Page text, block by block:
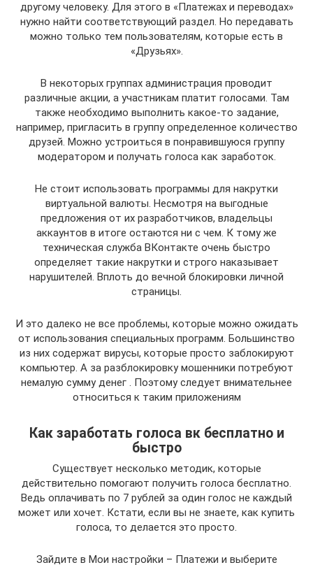
другому человеку. Для этого в «Платежах и переводах»
нужно найти соответствующий раздел. Но передавать
можно только тем пользователям, которые есть в
«Друзьях».
В некоторых группах администрация проводит
различные акции, а участникам платит голосами. Там
также необходимо выполнить какое-то задание,
например, пригласить в группу определенное количество
друзей. Можно устроиться в понравившуюся группу
модератором и получать голоса как заработок.
Не стоит использовать программы для накрутки
виртуальной валюты. Несмотря на выгодные
предложения от их разработчиков, владельцы
аккаунтов в итоге остаются ни с чем. К тому же
техническая служба ВКонтакте очень быстро
определяет такие накрутки и строго наказывает
нарушителей. Вплоть до вечной блокировки личной
страницы.
И это далеко не все проблемы, которые можно ожидать
от использования специальных программ. Большинство
из них содержат вирусы, которые просто заблокируют
компьютер. А за разблокировку мошенники потребуют
немалую сумму денег . Поэтому следует внимательнее
относиться к таким приложениям
Как заработать голоса вк бесплатно и
быстро
Существует несколько методик, которые
действительно помогают получить голоса бесплатно.
Ведь оплачивать по 7 рублей за один голос не каждый
может или хочет. Кстати, если вы не знаете, как купить
голоса, то делается это просто.
Зайдите в Мои настройки – Платежи и выберите